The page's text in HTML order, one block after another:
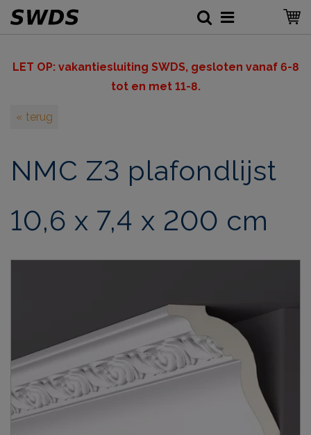
LET OP: vakantiesluiting SWDS, gesloten vanaf 6-8
tot en met 11-8.
« terug
NMC Z3 plafondlijst
10,6 x 7,4 x 200 cm